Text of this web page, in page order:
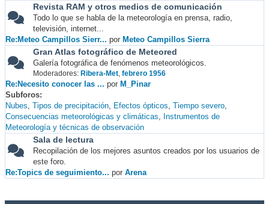
Revista RAM y otros medios de comunicación
Todo lo que se habla de la meteorología en prensa, radio,
televisión, internet...
Re:Meteo Campillos Sierr... por Meteo Campillos Sierra
Gran Atlas fotográfico de Meteored
Galería fotográfica de fenómenos meteorológicos.
Moderadores: Ribera-Met, febrero 1956
Re:Necesito conocer las ... por M_Pinar
Subforos
Nubes Tipos de precipitación Efectos ópticos Tiempo severo
Consecuencias meteorológicas y climáticas
Instrumentos de
Meteorología y técnicas de observación
Sala de lectura
Recopilación de los mejores asuntos creados por los usuarios de
este foro.
Re:Topics de seguimiento... por Arena